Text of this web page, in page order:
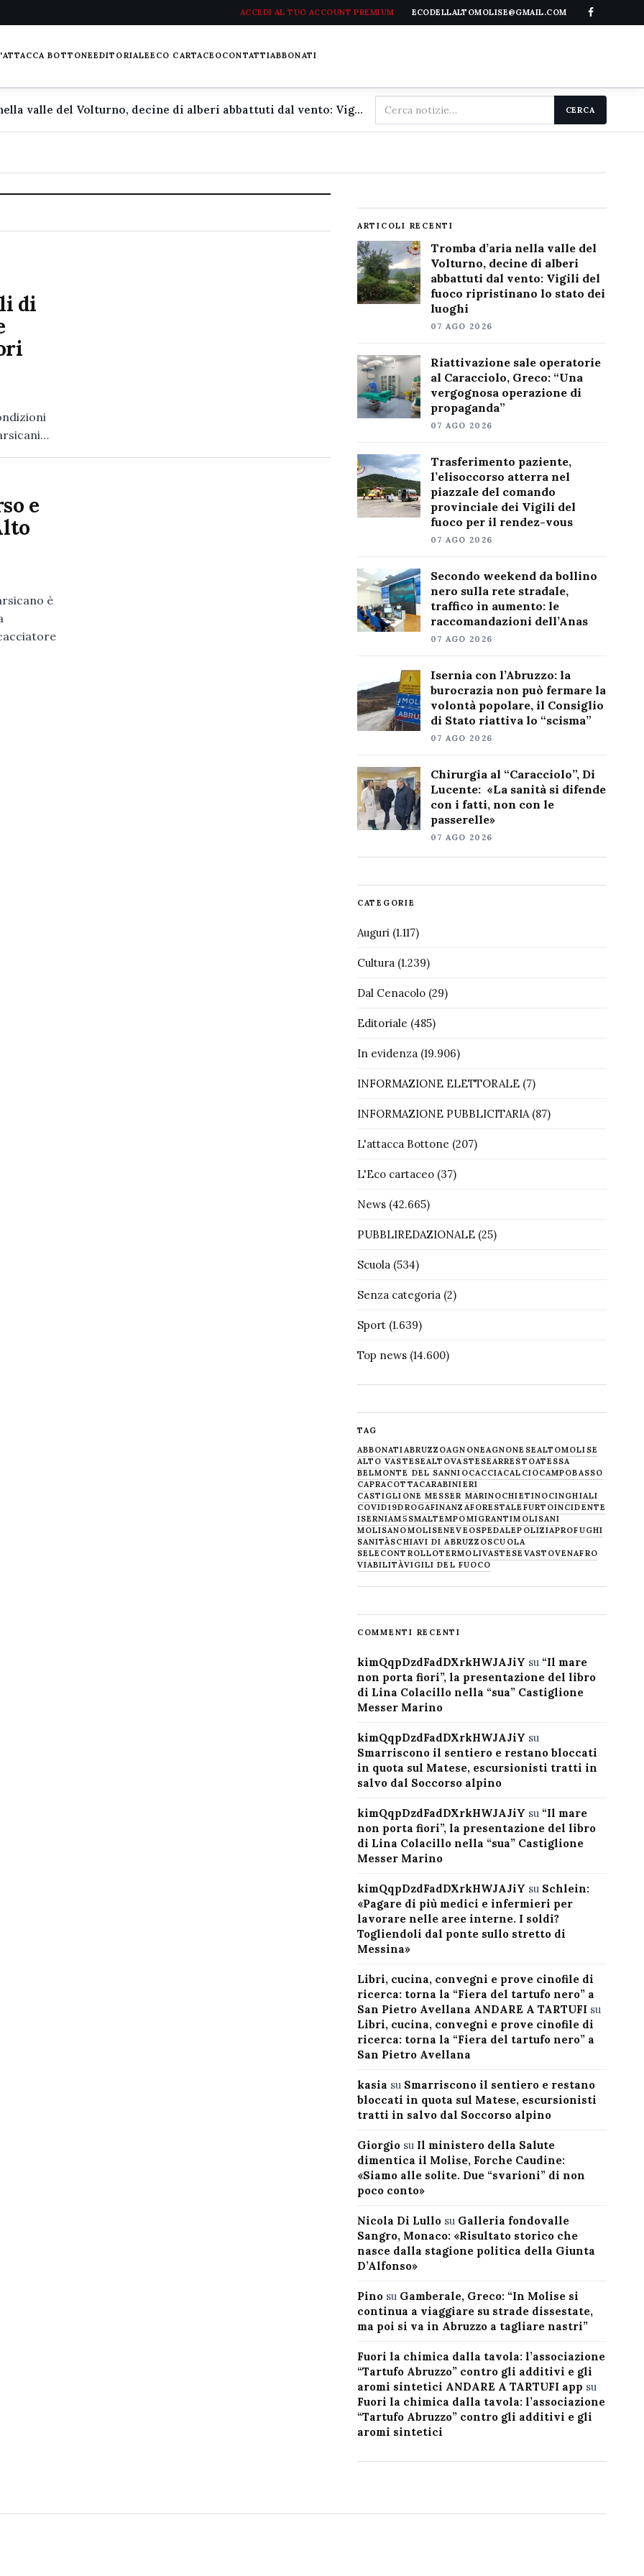
ACCEDI AL TUO ACCOUNT PREMIUM ECODELLALTOMOLISE@GMAIL.COM
BOTTONEEDITORIALEECO CARTACEOCONTATTIABBONATI
Tromba d'aria nella valle del Volturno, decine di alberi abbattuti dal vento: Vigili del fuoco ripristinano lo stato dei luoghi
Cerca
nel
CERCA
di
e
è
ARTICOLI RECENTI
Tromba d’aria nella valle del
Volturno, decine di alberi
abbattuti dal vento: Vigili del
fuoco ripristinano lo stato dei
luoghi
07 AGO 2026
Riattivazione sale operatorie
al Caracciolo, Greco: “Una
vergognosa operazione di
propaganda”
07 AGO 2026
Trasferimento paziente,
l’elisoccorso atterra nel
piazzale del comando
provinciale dei Vigili del
fuoco per il rendez-vous
07 AGO 2026
Secondo weekend da bollino
nero sulla rete stradale,
traffico in aumento: le
raccomandazioni dell’Anas
07 AGO 2026
Isernia con l’Abruzzo: la
burocrazia non può fermare la
volontà popolare, il Consiglio
di Stato riattiva lo “scisma”
07 AGO 2026
Chirurgia al “Caracciolo”, Di
Lucente: «La sanità si difende
con i fatti, non con le
passerelle»
07 AGO 2026
CATEGORIE
Auguri(1.117)
Cultura(1.239)
Dal Cenacolo(29)
Editoriale (485)
In evidenza(19.906)
INFORMAZIONE ELETTORALE(7)
INFORMAZIONE PUBBLICITARIA(87)
L'attacca Bottone (207)
L'Eco cartaceo(37)
News(42.665)
PUBBLIREDAZIONALE(25)
Scuola(534)
Senza categoria(2)
Sport(1.639)
Top news(14.600)
TAG
ABBONATIABRUZZOAGNONEAGNONESEALTOMOLISE
ALTO VASTESEALTOVASTESEARRESTOATESSA
BELMONTE DEL SANNIOCACCIACALCIOCAMPOBASSO
CAPRACOTTACARABINIERI
CASTIGLIONE MESSER MARINOCHIETINOCINGHIALI
COVID19DROGAFINANZAFORESTALE FURTOINCIDENTE
ISERNIAM5SMALTEMPOMIGRANTIMOLISANI
MOLISANOMOLISENEVE OSPEDALEPOLIZIAPROFUGHI
SANITÀSCHIAVI DI ABRUZZOSCUOLA
SELECONTROLLOTERMOLIVASTESE VASTOVENAFRO
VIABILITÀVIGILI DEL FUOCO
COMMENTI RECENTI
kimQqpDzdFadDXrkHWJAJiY su “Il mare
non porta fiori”, la presentazione del libro
di Lina Colacillo nella “sua” Castiglione
Messer Marino
kimQqpDzdFadDXrkHWJAJiY su
Smarriscono il sentiero e restano bloccati
in quota sul Matese, escursionisti tratti in
salvo dal Soccorso alpino
kimQqpDzdFadDXrkHWJAJiY su “Il mare
non porta fiori”, la presentazione del libro
di Lina Colacillo nella “sua” Castiglione
Messer Marino
kimQqpDzdFadDXrkHWJAJiY su Schlein:
«Pagare di più medici e infermieri per
lavorare nelle aree interne. I soldi?
Togliendoli dal ponte sullo stretto di
Messina»
Libri, cucina, convegni e prove cinofile di
ricerca: torna la “Fiera del tartufo nero” a
San Pietro Avellana ANDARE A TARTUFI su
Libri, cucina, convegni e prove cinofile di
ricerca: torna la “Fiera del tartufo nero” a
San Pietro Avellana
kasia su Smarriscono il sentiero e restano
bloccati in quota sul Matese, escursionisti
tratti in salvo dal Soccorso alpino
Giorgiosu Il ministero della Salute
dimentica il Molise, Forche Caudine:
«Siamo alle solite. Due “svarioni” di non
poco conto»
Nicola Di Lullosu Galleria fondovalle
Sangro, Monaco: «Risultato storico che
nasce dalla stagione politica della Giunta
D’Alfonso»
Pinosu Gamberale, Greco: “In Molise si
continua a viaggiare su strade dissestate,
ma poi si va in Abruzzo a tagliare nastri”
Fuori la chimica dalla tavola: l’associazione
“Tartufo Abruzzo” contro gli additivi e gli
aromi sintetici ANDARE A TARTUFI app su
Fuori la chimica dalla tavola: l’associazione
“Tartufo Abruzzo” contro gli additivi e gli
aromi sintetici